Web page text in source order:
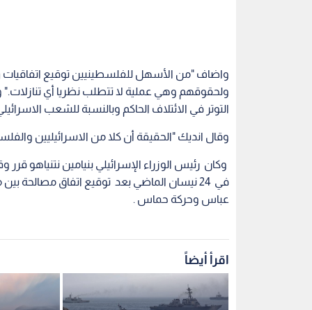
واضاف "من الأسهل للفلسطينيين توقيع اتفاقيات
ولحقوقهم وهي عملية لا تتطلب نظريا أي تنازلات."
التوتر في الائتلاف الحاكم وبالنسبة للشعب
وقال انديك "الحقيقة أن كلا من الاسرائيليين
وكان رئيس الوزراء الإسرائيلي بنيامين نتنياهو
في 24 نيسان الماضي بعد توقيع اتفاق مصالحة
عباس وحركة حماس .
اقرأ أيضاً